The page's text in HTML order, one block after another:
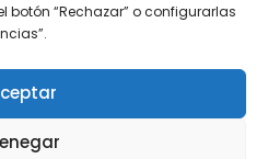
“Rechazar” o configurarlas
de abogados
en las materias de
más de 50 años al